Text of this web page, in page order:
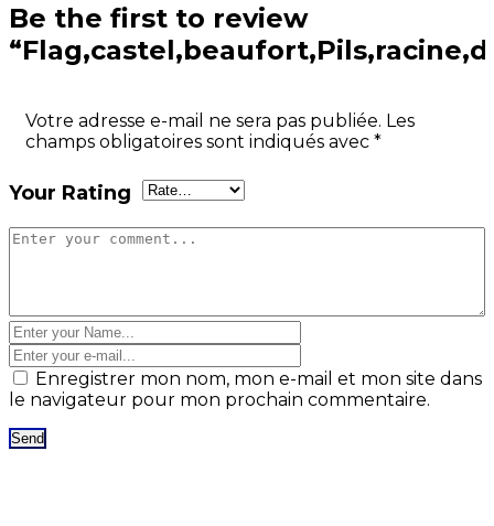
Be the first to review
Votre adresse e-mail ne sera pas publiée. Les
champs obligatoires sont indiqués avec *
Your Rating
Enregistrer mon nom, mon e-mail et mon site dans
le navigateur pour mon prochain commentaire.